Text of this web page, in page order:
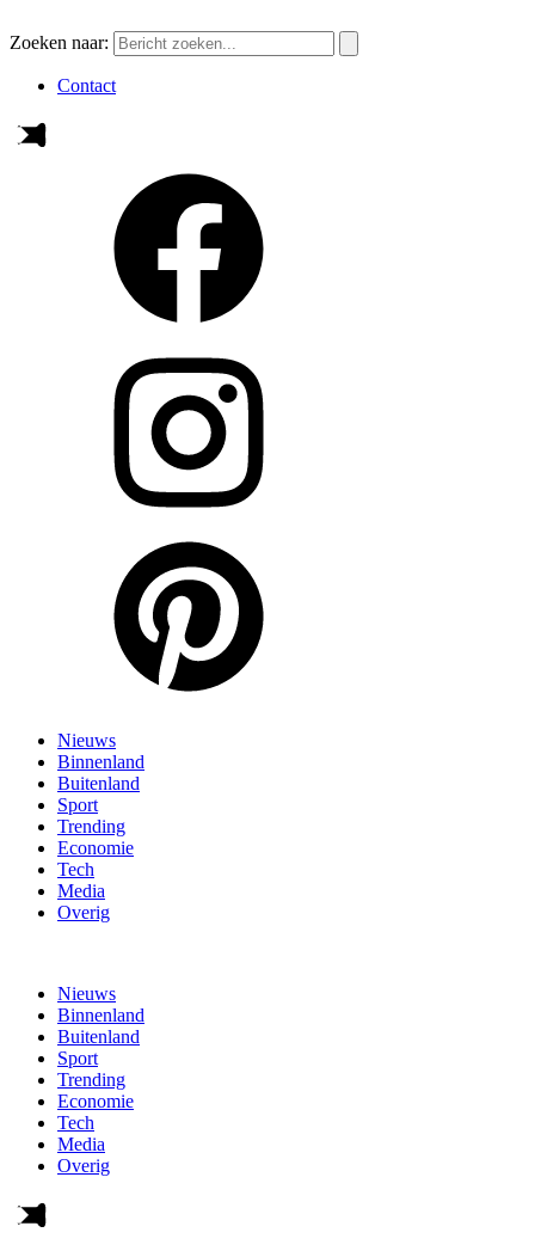
Zoeken naar:
Contact
Nieuws
Binnenland
Buitenland
Sport
Trending
Economie
Tech
Media
Overig
Nieuws
Binnenland
Buitenland
Sport
Trending
Economie
Tech
Media
Overig